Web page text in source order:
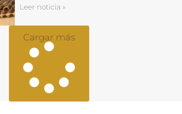
Leer noticia »
Cargar más